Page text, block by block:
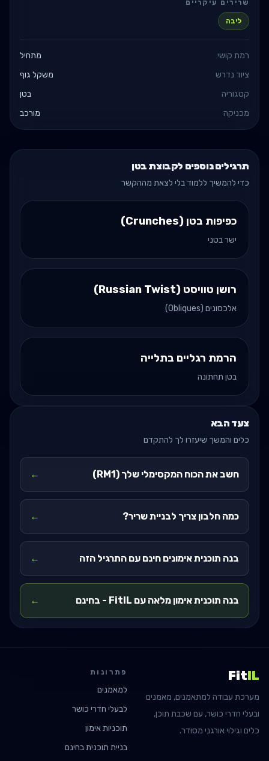
שרירים עיקריים
ליבה
רמת קושי
מתחיל
ציוד נדרש
משקל גוף
קטגוריה
בטן
מכניקה
מורכב
תרגילים נוספים לקבוצת בטן
כדי להמשיך ללמוד בלי לצאת מההקשר
כפיפות בטן (Crunches)
ישר בטני
רושן טוויסט (Russian Twist)
אלכסונים (Obliques)
הרמת רגליים בתלייה
בטן תחתונה
צעד הבא
כלים והמשך שיעזרו לך להתקדם
חשב את הכוח המקסימלי שלך (RM1) ←
כמה חלבון צריך לבניית שריר? ←
בנה תוכנית אימונים חינם עם התרגיל הזה ←
בנה תוכנית אימון מלאה עם FitIL - בחינם ←
FitIL
מערכת עבודה למתאמנים, מאמנים
ובעלי חדרי כושר, עם שכבת תוכן,
כלים וגילוי אורגני מסודר.
פתרונות
למאמנים
לבעלי חדרי כושר
תוכניות אימון
בניית תוכנית בחינם